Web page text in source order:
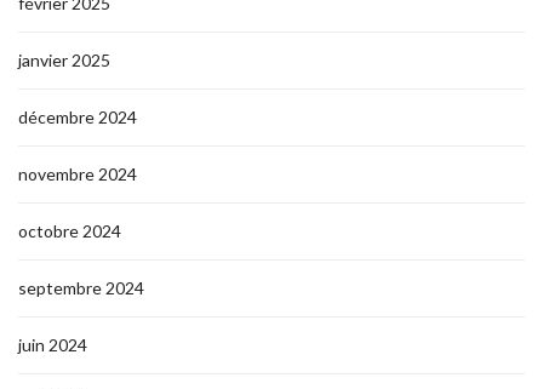
janvier 2025
décembre 2024
novembre 2024
octobre 2024
septembre 2024
juin 2024